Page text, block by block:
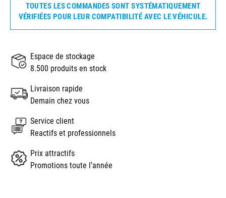
TOUTES LES COMMANDES SONT SYSTÉMATIQUEMENT
VÉRIFIÉES POUR LEUR COMPATIBILITÉ AVEC LE VÉHICULE.
Espace de stockage
8.500 produits en stock
Livraison rapide
Demain chez vous
Service client
Reactifs et professionnels
Prix attractifs
Promotions toute l’année